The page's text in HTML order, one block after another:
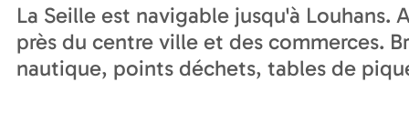
La Seille est navigable jusqu'à Louhans.
près du centre ville et des commerces.
nautique, points déchets, tables de